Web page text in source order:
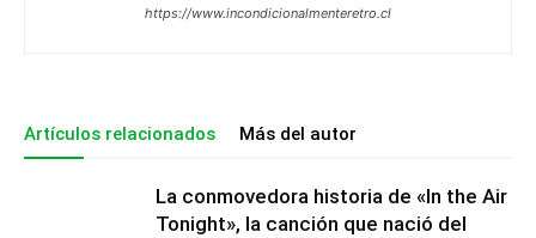
https://www.incondicionalmenteretro.cl
Artículos relacionados Más del autor
La conmovedora historia de «In the Air
Tonight», la canción que nació del